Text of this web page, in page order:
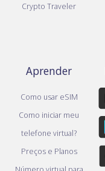
Crypto Traveler
Aprender
Como usar eSIM
Como iniciar meu
telefone virtual?
Preços e Planos